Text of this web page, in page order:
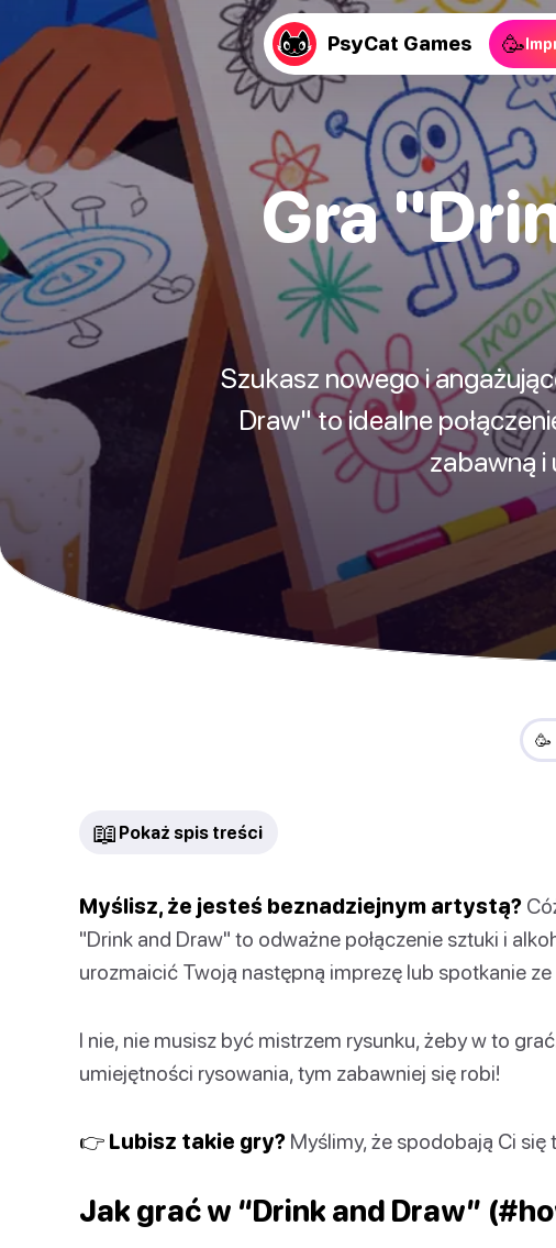
PsyCat Games 🥳
Gra
Szukasz nowego i
Draw" to idealne
zabawną i
📖 Pokaż spis treści
Myślisz, że jesteś beznadziejnym artystą?
"Drink and Draw" to odważne połączenie sztuki i
urozmaicić Twoją następną imprezę lub spotkanie
I nie, nie musisz być mistrzem rysunku, żeby w to
umiejętności rysowania, tym zabawniej się robi!
👉 Lubisz takie gry? Myślimy, że spodobają Ci się
Jak grać w “Drink and Draw”